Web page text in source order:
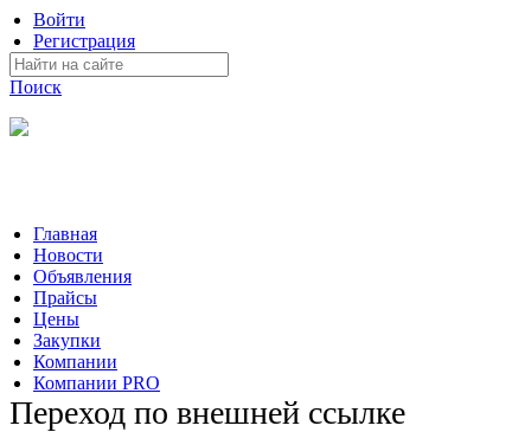
Войти
Регистрация
Поиск
Главная
Новости
Объявления
Прайсы
Цены
Закупки
Компании
Компании PRO
Переход по внешней ссылке